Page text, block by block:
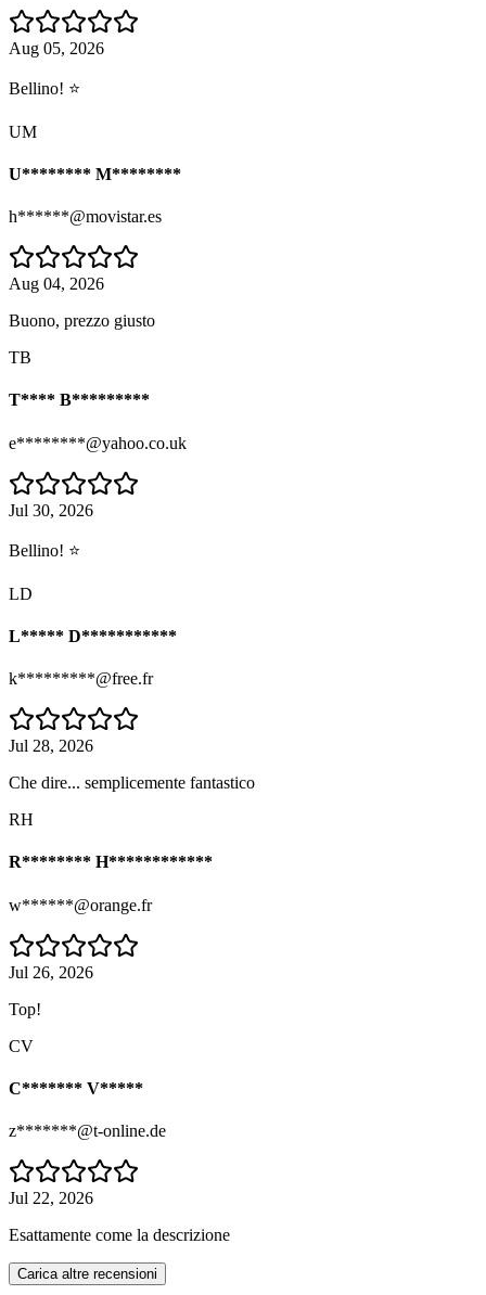
Aug 05, 2026
Bellino! ⭐
UM
U******** M********
h******@movistar.es
Aug 04, 2026
Buono, prezzo giusto
TB
T**** B*********
e********@yahoo.co.uk
Jul 30, 2026
Bellino! ⭐
LD
L***** D***********
k*********@free.fr
Jul 28, 2026
Che dire... semplicemente fantastico
RH
R******** H************
w******@orange.fr
Jul 26, 2026
Top!
CV
C******* V*****
z*******@t-online.de
Jul 22, 2026
Esattamente come la descrizione
Carica altre recensioni